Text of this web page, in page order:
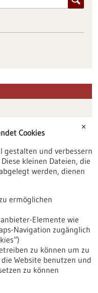
✕
Cookies
gestalten und verbessern
kleinen Dateien, die
werden, dienen
ermöglichen
Elemente wie
Navigation zugänglich
zu können um zu
Website benutzen und
zu können